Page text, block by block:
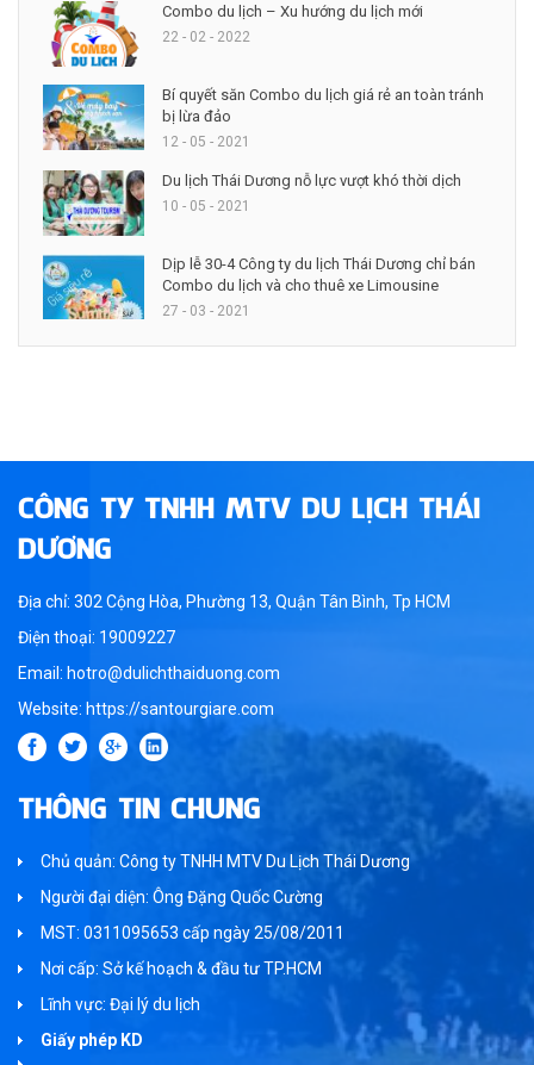
Combo du lịch – Xu hướng du lịch mới
22 - 02 - 2022
Bí quyết săn Combo du lịch giá rẻ an toàn tránh
bị lừa đảo
12 - 05 - 2021
Du lịch Thái Dương nỗ lực vượt khó thời dịch
10 - 05 - 2021
Dịp lễ 30-4 Công ty du lịch Thái Dương chỉ bán
Combo du lịch và cho thuê xe Limousine
27 - 03 - 2021
CÔNG TY TNHH MTV DU LỊCH THÁI
DƯƠNG
Địa chỉ: 302 Cộng Hòa, Phường 13, Quận Tân Bình, Tp HCM
Điện thoại: 19009227
Email: hotro@dulichthaiduong.com
Website: https://santourgiare.com
THÔNG TIN CHUNG
Chủ quản: Công ty TNHH MTV Du Lịch Thái Dương
Người đại diện: Ông Đặng Quốc Cường
MST: 0311095653 cấp ngày 25/08/2011
Nơi cấp: Sở kế hoạch & đầu tư TP.HCM
Lĩnh vực: Đại lý du lịch
Giấy phép KD